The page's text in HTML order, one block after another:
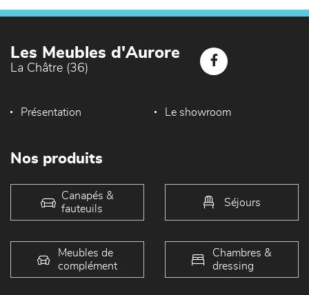
Les Meubles d'Aurore
La Châtre (36)
Présentation Le showroom
Nos produits
Canapés &
fauteuils
Séjours
Meubles de
complément
Chambres &
dressing